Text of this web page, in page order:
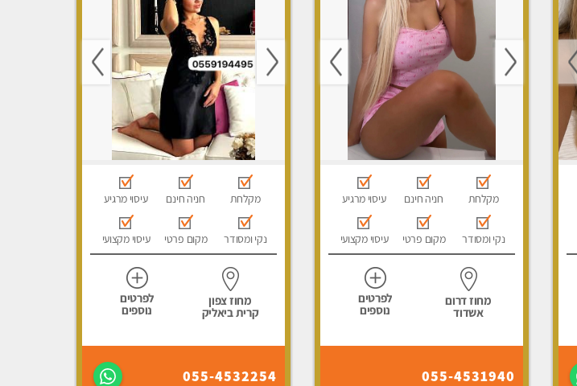
מקלחת חניה חינם עיסוי מרגיע
נקי ומסודר מקום פרטי עיסוי מקצועי
מחוז דרום
אשדוד
לפרטים
נוספים
055-4531940
מקלחת חניה חינם עיסוי מרגיע
נקי ומסודר מקום פרטי עיסוי מקצועי
מחוז צפון
קרית ביאליק
לפרטים
נוספים
055-4532254